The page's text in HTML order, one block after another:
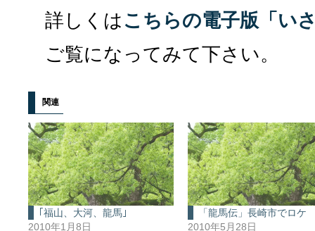
詳しくはこちらの電子版「い
ご覧になってみて下さい。
関連
｢福山、大河、龍馬｣
2010年1月8日
「龍馬伝」長崎市でロケ
2010年5月28日